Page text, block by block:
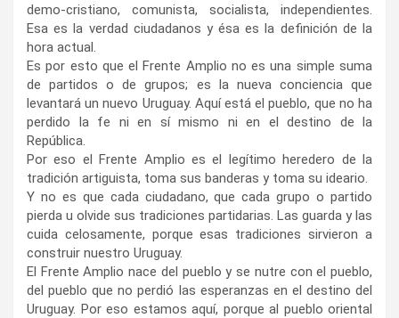
demo-cristiano, comunista, socialista, independientes.
Esa es la verdad ciudadanos y ésa es la definición de la
hora actual.
Es por esto que el Frente Amplio no es una simple suma
de partidos o de grupos; es la nueva conciencia que
levantará un nuevo Uruguay. Aquí está el pueblo, que no ha
perdido la fe ni en sí mismo ni en el destino de la
República.
Por eso el Frente Amplio es el legítimo heredero de la
tradición artiguista, toma sus banderas y toma su ideario.
Y no es que cada ciudadano, que cada grupo o partido
pierda u olvide sus tradiciones partidarias. Las guarda y las
cuida celosamente, porque esas tradiciones sirvieron a
construir nuestro Uruguay.
El Frente Amplio nace del pueblo y se nutre con el pueblo,
del pueblo que no perdió las esperanzas en el destino del
Uruguay. Por eso estamos aquí, porque al pueblo oriental